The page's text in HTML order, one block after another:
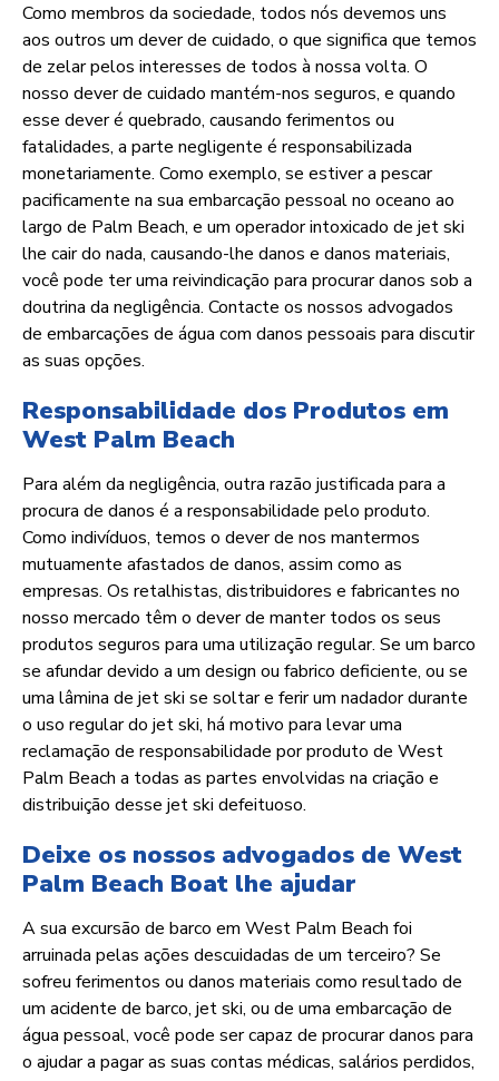
Como membros da sociedade, todos nós devemos uns
aos outros um dever de cuidado, o que significa que temos
de zelar pelos interesses de todos à nossa volta. O
nosso dever de cuidado mantém-nos seguros, e quando
esse dever é quebrado, causando ferimentos ou
fatalidades, a parte negligente é responsabilizada
monetariamente. Como exemplo, se estiver a pescar
pacificamente na sua embarcação pessoal no oceano ao
largo de Palm Beach, e um operador intoxicado de jet ski
lhe cair do nada, causando-lhe danos e danos materiais,
você pode ter uma reivindicação para procurar danos sob a
doutrina da negligência. Contacte os nossos advogados
de embarcações de água com danos pessoais para discutir
as suas opções.
Responsabilidade dos Produtos em
West Palm Beach
Para além da negligência, outra razão justificada para a
procura de danos é a responsabilidade pelo produto.
Como indivíduos, temos o dever de nos mantermos
mutuamente afastados de danos, assim como as
empresas. Os retalhistas, distribuidores e fabricantes no
nosso mercado têm o dever de manter todos os seus
produtos seguros para uma utilização regular. Se um barco
se afundar devido a um design ou fabrico deficiente, ou se
uma lâmina de jet ski se soltar e ferir um nadador durante
o uso regular do jet ski, há motivo para levar uma
reclamação de responsabilidade por produto de West
Palm Beach a todas as partes envolvidas na criação e
distribuição desse jet ski defeituoso.
Deixe os nossos advogados de West
Palm Beach Boat lhe ajudar
A sua excursão de barco em West Palm Beach foi
arruinada pelas ações descuidadas de um terceiro? Se
sofreu ferimentos ou danos materiais como resultado de
um acidente de barco, jet ski, ou de uma embarcação de
água pessoal, você pode ser capaz de procurar danos para
o ajudar a pagar as suas contas médicas, salários perdidos,